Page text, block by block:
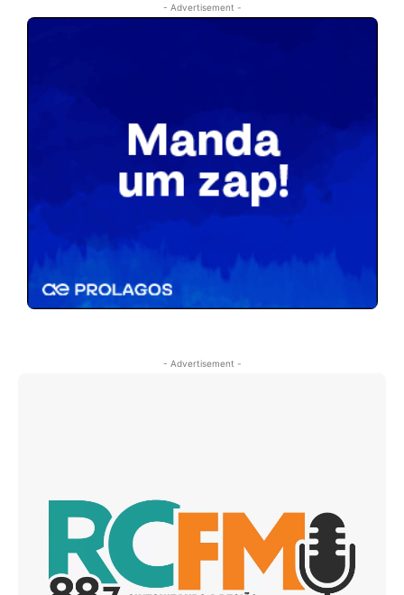
- Advertisement -
- Advertisement -